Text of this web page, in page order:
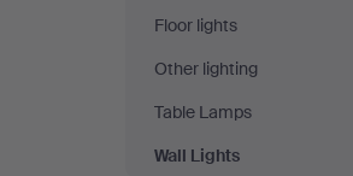
Hammarö
Auktionsverk
Floor lights
Other lighting
Table Lamps
Wall Lights